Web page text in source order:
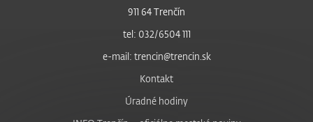
911 64 Trenčín
tel: 032/6504 111
e-mail: trencin@trencin.sk
Kontakt
Úradné hodiny